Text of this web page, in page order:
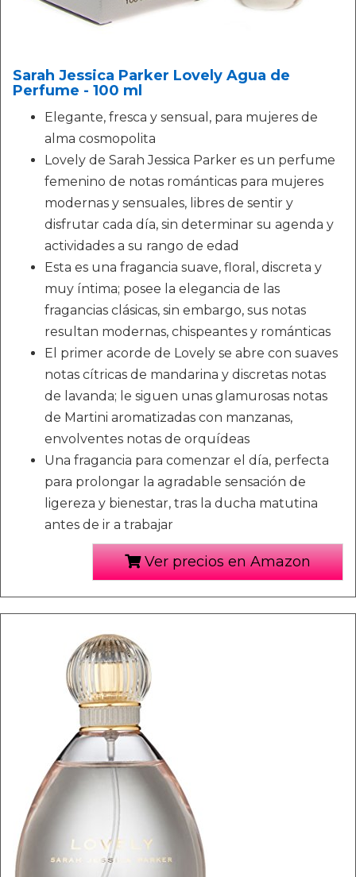
Sarah Jessica Parker Lovely Agua de
Perfume - 100 ml
Elegante, fresca y sensual, para mujeres de
alma cosmopolita
Lovely de Sarah Jessica Parker es un perfume
femenino de notas románticas para mujeres
modernas y sensuales, libres de sentir y
disfrutar cada día, sin determinar su agenda y
actividades a su rango de edad
Esta es una fragancia suave, floral, discreta y
muy íntima; posee la elegancia de las
fragancias clásicas, sin embargo, sus notas
resultan modernas, chispeantes y románticas
El primer acorde de Lovely se abre con suaves
notas cítricas de mandarina y discretas notas
de lavanda; le siguen unas glamurosas notas
de Martini aromatizadas con manzanas,
envolventes notas de orquídeas
Una fragancia para comenzar el día, perfecta
para prolongar la agradable sensación de
ligereza y bienestar, tras la ducha matutina
antes de ir a trabajar
Ver precios en Amazon